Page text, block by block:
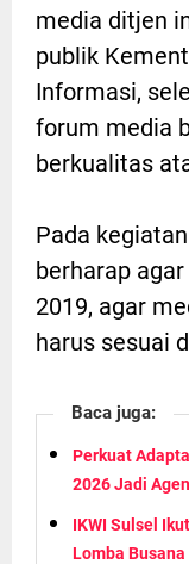
media ditjen
publik
Informasi,
forum media
berkualitas
Pada
berharap
2019, agar
harus sesuai
Baca juga:
Perkuat
2026 Jadi
IKWI Sulsel
Lomba Busana